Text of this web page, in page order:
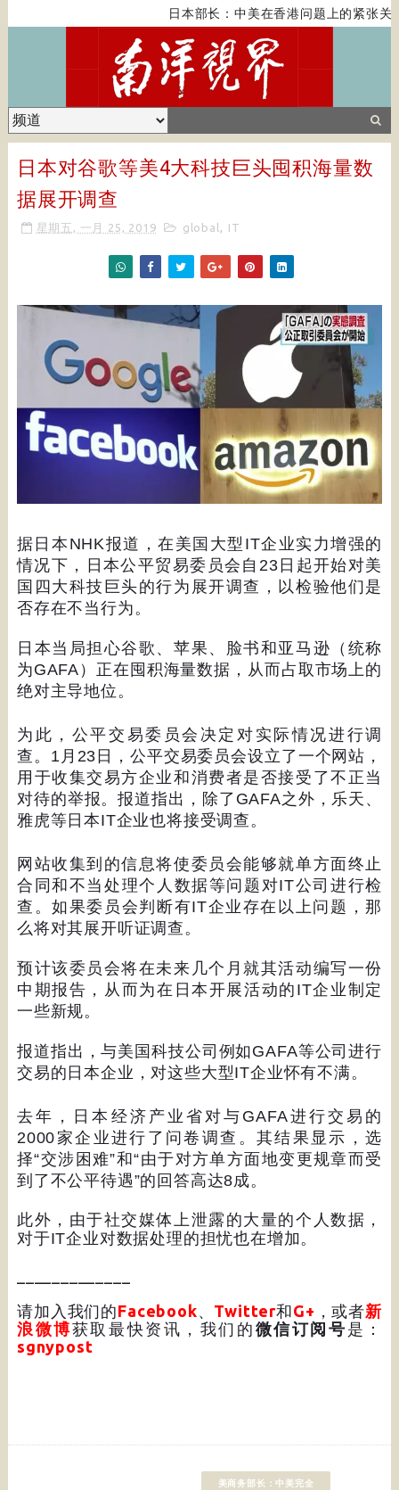
日本部长：中美在香港问题上的紧张关
日本对谷歌等美4大科技巨头囤积海量数
据展开调查
星期五, 一月 25, 2019 global , IT
据日本 NHK报道，在美国大型 IT企业实力增强的
情况下，日本公平贸易委员会自 23 日起开始对美
国四大科技巨头的行为展开调查，以检验他们是
否存在不当行为。
日本当局担心谷歌、苹果、脸书和亚马逊（统称
为GAFA ）正在囤积海量数据，从而占取市场上的
绝对主导地位。
为此，公平交易委员会决定对实际情况进行调
查。 1 月 23 日，公平交易委员会设立了一个网站，
用于收集交易方企业和消费者是否接受了不正当
对待的举报。报道指出，除了 GAFA之外，乐天、
雅虎等日本IT企业也将接受调查。
网站收集到的信息将使委员会能够就单方面终止
合同和不当处理个人数据等问题对IT公司进行检
查。如果委员会判断有IT企业存在以上问题，那
么将对其展开听证调查。
预计该委员会将在未来几个月就其活动编写一份
中期报告，从而为在日本开展活动的 IT企业制定
一些新规。
报道指出，与美国科技公司例如GAFA等公司进行
交易的日本企业，对这些大型IT企业怀有不满。
去年，日本经济产业省对与 GAFA进行交易的
2000 家企业进行了问卷调查。其结果显示，选
择“交涉困难”和“由于对方单方面地变更规章而受
到了不公平待遇”的回答高达8成。
此外，由于社交媒体上泄露的大量的个人数据，
对于IT企业对数据处理的担忧也在增加。
请加入我们的Facebook、 Twitter和G+ ，或者新
浪微博获取最快资讯，我们的 微信订阅号 是：
sgnypost
美商务部长：中美完全